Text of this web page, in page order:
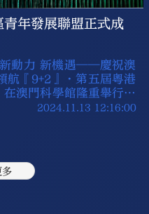
年發展聯盟正式成
動力 新機遇——慶祝澳
航『9+2』·第五屆粵港
澳門科學館隆重舉行，
各界人士共同參與。
2024.11.13 12:16:00
多